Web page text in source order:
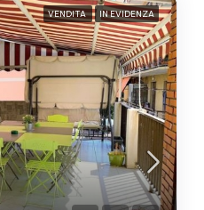
VENDITA IN EVIDENZA